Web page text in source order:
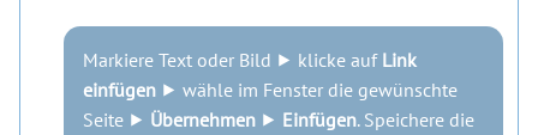
Markiere Text oder Bild ⯈ klicke auf Link
einfügen ⯈ wähle im Fenster die gewünschte
Seite ⯈ Übernehmen ⯈ Einfügen. Speichere die